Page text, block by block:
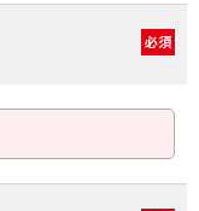
必須